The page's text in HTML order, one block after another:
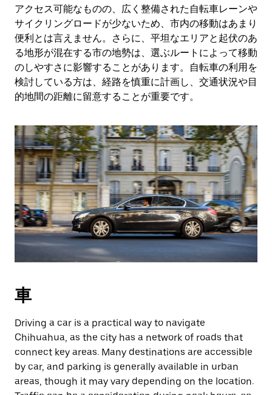
アクセス可能なものの、広く整備された自転車レーンや
サイクリングロードが少ないため、市内の移動はあまり
便利とは言えません。さらに、平坦なエリアと起伏のあ
る地形が混在する市の地勢は、選ぶルートによって移動
のしやすさに影響することがあります。自転車の利用を
検討している方は、経路を慎重に計画し、交通状況や目
的地間の距離に留意することが重要です。
車
Driving a car is a practical way to navigate
Chihuahua, as the city has a network of roads that
connect key areas. Many destinations are accessible
by car, and parking is generally available in urban
areas, though it may vary depending on the location.